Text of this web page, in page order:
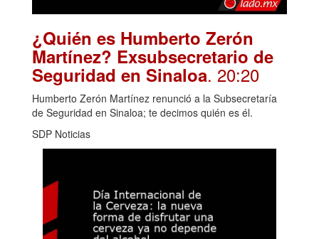
¿Quién es Humberto Zerón
Martínez? Exsubsecretario de
Seguridad en Sinaloa. 20:20
Humberto Zerón Martínez renunció a la Subsecretaría
de Seguridad en Sinaloa; te decimos quién es él.
SDP Noticias